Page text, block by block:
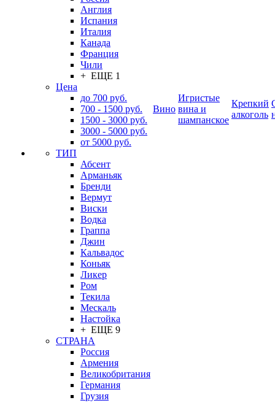
Англия
Испания
Италия
Канада
Франция
Чили
+ ЕЩЕ 1
Цена
до 700 руб.
700 - 1500 руб.
1500 - 3000 руб.
3000 - 5000 руб.
от 5000 руб.
ТИП
Абсент
Арманьяк
Бренди
Вермут
Виски
Водка
Граппа
Джин
Кальвадос
Коньяк
Ликер
Ром
Текила
Мескаль
Настойка
+ ЕЩЕ 9
СТРАНА
Россия
Армения
Великобритания
Германия
Грузия
Вино
Игристые
вина и
шампанское
Крепкий
алкоголь